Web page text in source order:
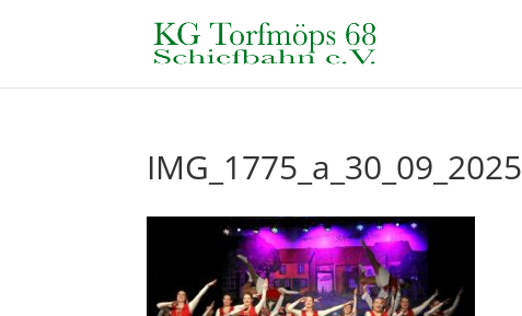
IMG_1775_a_30_09_2025